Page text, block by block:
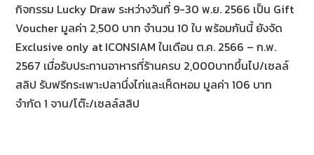
กิจกรรม Lucky Draw ระหว่างวันที่ 9-30 พ.ย. 2566 เป็น Gift
Voucher มูลค่า 2,500 บาท จำนวน 10 ใบ พร้อมกันนี้ ยังจัด
Exclusive only at ICONSIAM ในเดือน ต.ค. 2566 – ก.พ.
2567 เมื่อรับประทานอาหารที่ร้านครบ 2,000บาทขึ้นไป/เซลล์
สลิป รับฟรีกระเพาะปลานึ่งไก่และเห็ดหอม มูลค่า 106 บาท
จำกัด 1 จาน/โต๊ะ/เซลล์สลิป